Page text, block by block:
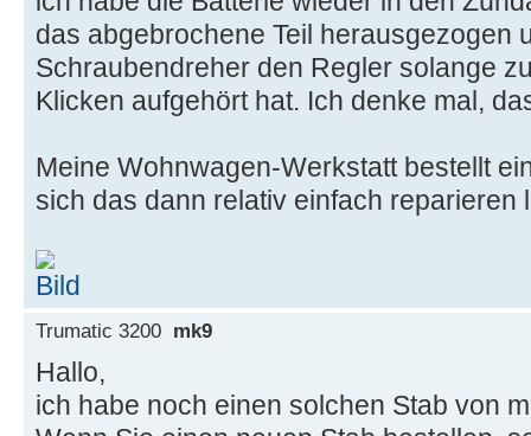
das abgebrochene Teil herausgezogen
Schraubendreher den Regler solange
Klicken aufgehört hat. Ich denke mal,
Meine Wohnwagen-Werkstatt bestellt
sich das dann relativ einfach reparieren
Trumatic 3200 mk9
Hallo,
ich habe noch einen solchen Stab von